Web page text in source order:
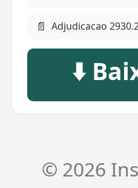
📄 Adjudicacao
⬇️
© 2026